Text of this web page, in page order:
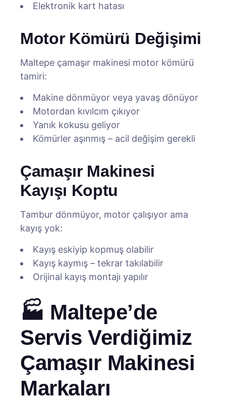
Elektronik kart hatası
Motor Kömürü Değişimi
Maltepe çamaşır makinesi motor kömürü
tamiri:
Makine dönmüyor veya yavaş dönüyor
Motordan kıvılcım çıkıyor
Yanık kokusu geliyor
Kömürler aşınmış – acil değişim gerekli
Çamaşır Makinesi
Kayışı Koptu
Tambur dönmüyor, motor çalışıyor ama
kayış yok:
Kayış eskiyip kopmuş olabilir
Kayış kaymış – tekrar takılabilir
Orijinal kayış montajı yapılır
🏭 Maltepe’de
Servis Verdiğimiz
Çamaşır Makinesi
Markaları